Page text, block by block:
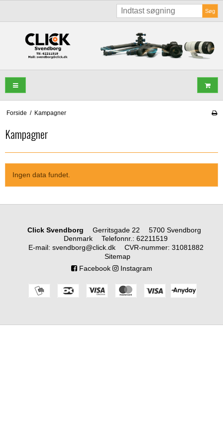
Søg
Forside / Kampagner
Kampagner
Ingen data fundet.
Click Svendborg Gerritsgade 22
5700 Svendborg
Denmark
Telefonnr.: 62211519
E-mail: svendborg@click.dk CVR-nummer: 31081882
Sitemap
Facebook
Instagram